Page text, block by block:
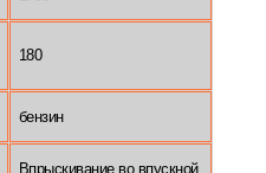
180
бензин
Впрыскивание во впускной